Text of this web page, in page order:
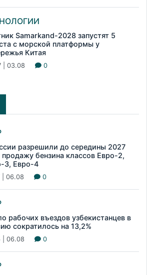
Samarkand-2028 запустят 5
с морской платформы у
Китая
| 03.08 0
разрешили до середины 2027
продажу бензина классов Евро-2,
3, Евро-4
| 06.08 0
рабочих въездов узбекистанцев в
сократилось на 13,2%
| 06.08 0